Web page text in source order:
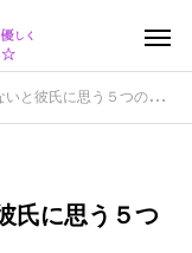
と彼氏に思う５つの理由
氏に思う５つ